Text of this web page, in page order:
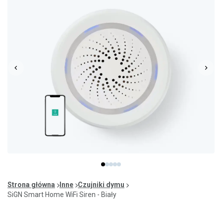
item
0
item
1
item
2
item
3
item
4
of
5
Strona główna Inne
Czujniki dymu
SiGN Smart Home WiFi Siren - Biały